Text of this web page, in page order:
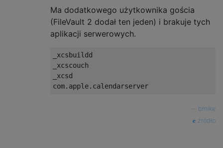
_krb_anonymous
_krb_kadmin
_krb_kerberos
_krbfast
_krbtgt
_launchservicesd
_lda
Ma dodatkowego użytkownika gościa
(FileVault 2 dodał ten jeden) i brakuje tych
aplikacji serwerowych.
_xcsbuildd
_xcscouch
_xcsd
bmike
źródło